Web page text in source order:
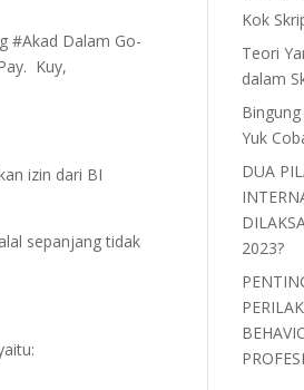
#Akad Dalam Go-
Kuy,
izin dari BI
sepanjang tidak
Kok
Teori
dalam
Bingung
Yuk
DUA
2023?